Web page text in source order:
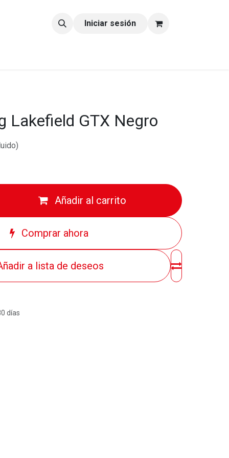
Iniciar sesión
Lakefield GTX Negro
Añadir al carrito
Comprar ahora
a lista de deseos
días